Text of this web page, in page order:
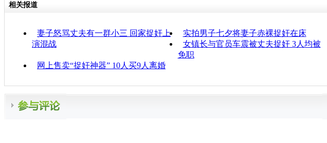
相关报道
妻子怒骂丈夫有一群小三 回家捉奸上
演混战
实拍男子七夕将妻子赤裸捉奸在床
女镇长与官员车震被丈夫捉奸 3人均被
免职
网上售卖“捉奸神器” 10人买9人离婚